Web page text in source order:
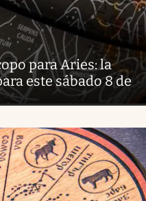
para Aries: la
este sábado 8 de